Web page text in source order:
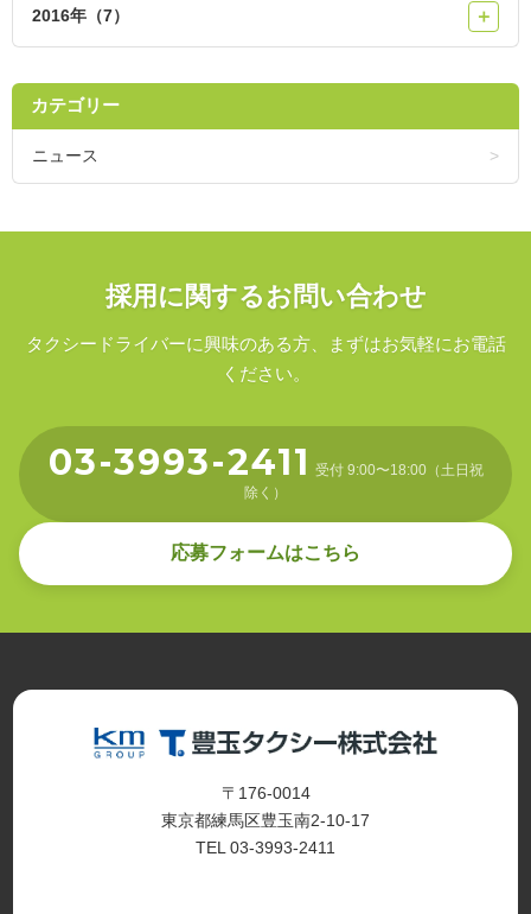
2016年（7） ＋
カテゴリー
ニュース
採用に関するお問い合わせ
タクシードライバーに興味のある方、まずはお気軽にお電話
ください。
03-3993-2411 受付 9:00〜18:00（土日祝
除く）
応募フォームはこちら
〒176-0014
東京都練馬区豊玉南2-10-17
TEL 03-3993-2411